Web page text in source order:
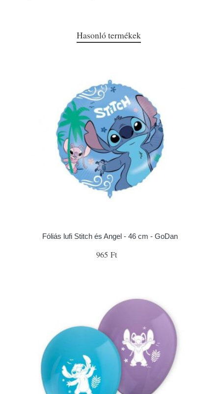
Hasonló termékek
Fóliás lufi Stitch és Angel - 46 cm - GoDan
965 Ft